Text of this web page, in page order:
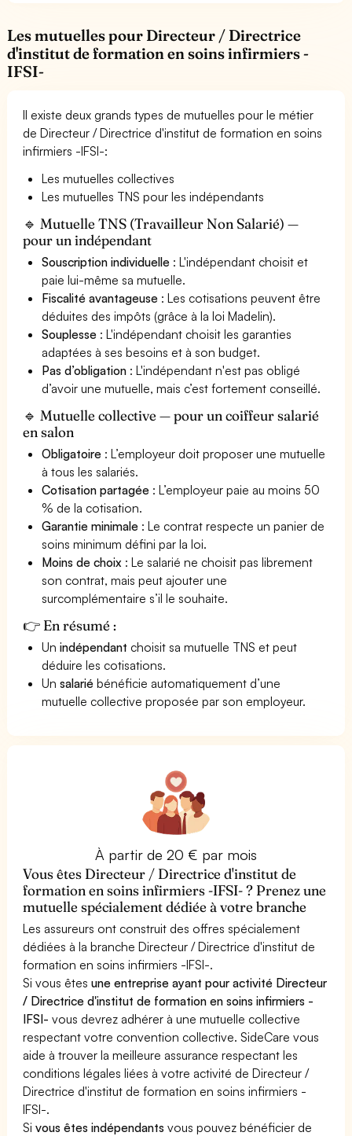
Les mutuelles pour Directeur / Directrice
d'institut de formation en soins infirmiers -
IFSI-
Il existe deux grands types de mutuelles pour le métier
de Directeur / Directrice d'institut de formation en soins
infirmiers -IFSI-:
Les mutuelles collectives
Les mutuelles TNS pour les indépendants
🔹 Mutuelle TNS (Travailleur Non Salarié) —
pour un indépendant
Souscription individuelle : L'indépendant choisit et
paie lui-même sa mutuelle.
Fiscalité avantageuse : Les cotisations peuvent être
déduites des impôts (grâce à la loi Madelin).
Souplesse : L'indépendant choisit les garanties
adaptées à ses besoins et à son budget.
Pas d’obligation : L'indépendant n'est pas obligé
d’avoir une mutuelle, mais c’est fortement conseillé.
🔹 Mutuelle collective — pour un coiffeur salarié
en salon
Obligatoire : L’employeur doit proposer une mutuelle
à tous les salariés.
Cotisation partagée : L’employeur paie au moins 50
% de la cotisation.
Garantie minimale : Le contrat respecte un panier de
soins minimum défini par la loi.
Moins de choix : Le salarié ne choisit pas librement
son contrat, mais peut ajouter une
surcomplémentaire s’il le souhaite.
👉 En résumé :
Unindépendant choisit sa mutuelle TNS et peut
déduire les cotisations.
Unsalarié bénéficie automatiquement d’une
mutuelle collective proposée par son employeur.
À partir de 20 € par mois
Vous êtes Directeur / Directrice d'institut de
formation en soins infirmiers -IFSI- ? Prenez une
mutuelle spécialement dédiée à votre branche
Les assureurs ont construit des offres spécialement
dédiées à la branche Directeur / Directrice d'institut de
formation en soins infirmiers -IFSI-.
Si vous êtesune entreprise ayant pour activité Directeur
/ Directrice d'institut de formation en soins infirmiers -
IFSI- vous devrez adhérer à une mutuelle collective
respectant votre convention collective. SideCare vous
aide à trouver la meilleure assurance respectant les
conditions légales liées à votre activité de Directeur /
Directrice d'institut de formation en soins infirmiers -
IFSI-.
Sivous êtes indépendants vous pouvez bénéficier de